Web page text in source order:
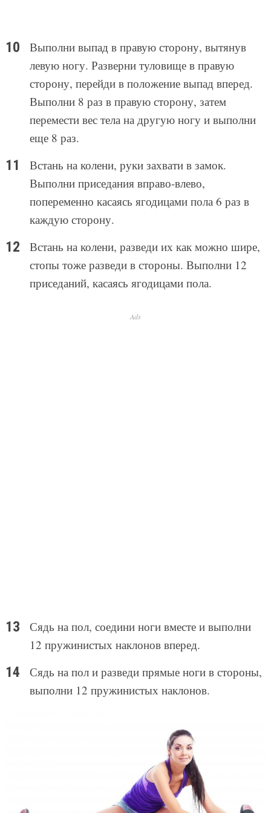
Выполни выпад в правую сторону, вытянув
левую ногу. Разверни туловище в правую
сторону, перейди в положение выпад вперед.
Выполни 8 раз в правую сторону, затем
перемести вес тела на другую ногу и выполни
еще 8 раз.
Встань на колени, руки захвати в замок.
Выполни приседания вправо-влево,
попеременно касаясь ягодицами пола 6 раз в
каждую сторону.
Встань на колени, разведи их как можно шире,
стопы тоже разведи в стороны. Выполни 12
приседаний, касаясь ягодицами пола.
Ads
Сядь на пол, соедини ноги вместе и выполни
12 пружинистых наклонов вперед.
Сядь на пол и разведи прямые ноги в стороны,
выполни 12 пружинистых наклонов.